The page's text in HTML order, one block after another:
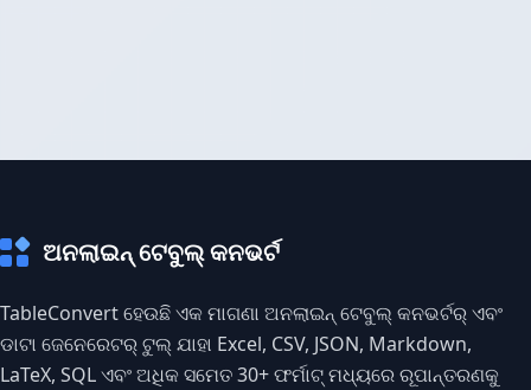
ଅନଲାଇନ୍ ଟେବୁଲ୍ କନଭର୍ଟ
TableConvert ହେଉଛି ଏକ ମାଗଣା ଅନଲାଇନ୍ ଟେବୁଲ୍ କନଭର୍ଟର୍ ଏବଂ
ଡାଟା ଜେନେରେଟର୍ ଟୁଲ୍ ଯାହା Excel, CSV, JSON, Markdown,
LaTeX, SQL ଏବଂ ଅଧିକ ସମେତ 30+ ଫର୍ମାଟ୍ ମଧ୍ୟରେ ରୂପାନ୍ତରଣକୁ